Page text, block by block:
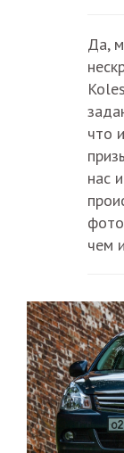
Да,
что
нас
чем